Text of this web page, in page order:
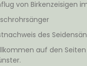
von Birkenzeisigen
des
auf den